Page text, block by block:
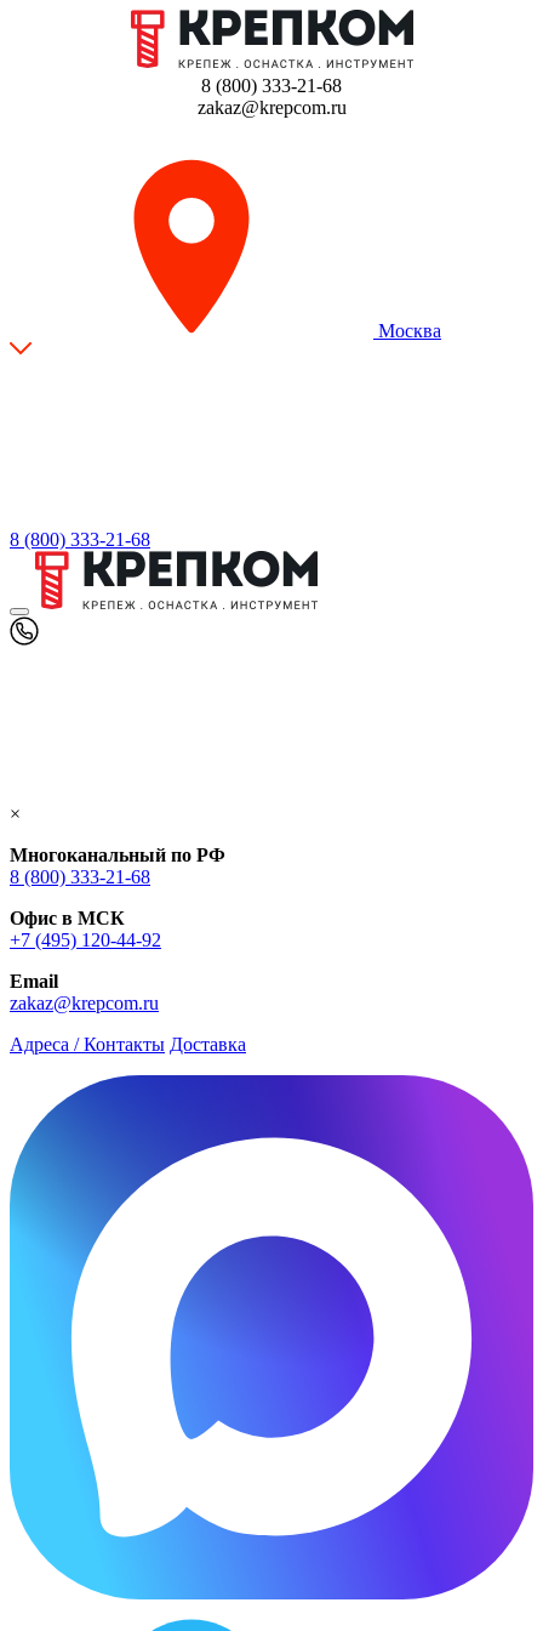
8 (800) 333-21-68
zakaz@krepcom.ru
Москва
8 (800) 333-21-68
×
Многоканальный по РФ
8 (800) 333‑21-68
Офис в МСК
+7 (495) 120-44-92
Email
zakaz@krepcom.ru
Адреса / Контакты Доставка